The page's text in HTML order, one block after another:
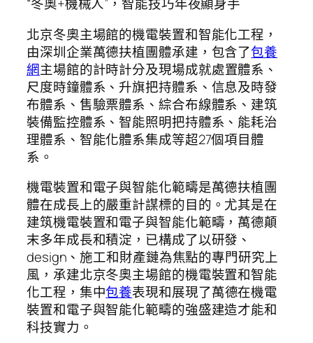
“冬奧+機械人”，智能技巧年夜顯身手
北京冬奧主場館的機電裝置和智能化工程，
由深圳企業萬德扶植團體承建，包含了包養
網主場館的計時計分及現場成就處置體系、
尺度時鐘體系、升旗把持體系、信息及時發
布體系、售驗票體系、綜合布線體系、建筑
裝備監控體系、智能照明把持體系、能耗治
理體系、智能化體系集成等超27個項目體
系。
機電裝置和電子與智能化範疇是萬德扶植團
體在成長上的嚴重計謀標的目的。尤其是在
建筑機電裝置和電子與智能化範疇，萬德顛
末多年成長和積淀，已構成了以研發、
design、施工和財產鏈為焦點的專門研究上
風，承建北京冬奧主場館的機電裝置和智能
化工程，集中包養表現和展現了萬德在機電
裝置和電子與智能化範疇的強盛建造才能和
科技實力。